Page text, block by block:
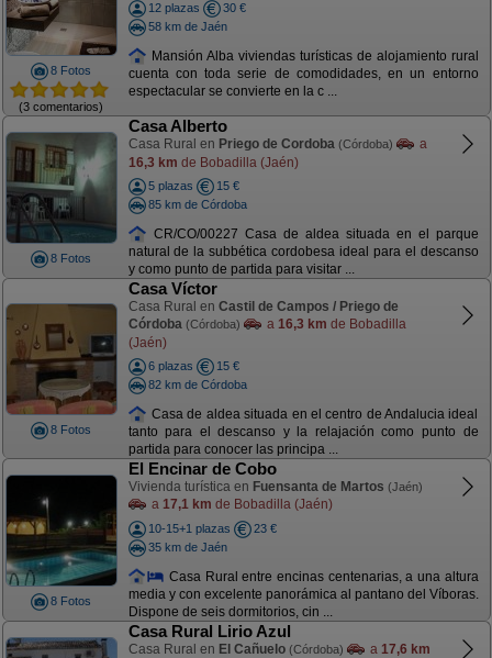
8 Fotos
(3 comentarios)
12 plazas
30 €
58 km de Jaén
Mansión Alba viviendas turísticas de alojamiento rural
cuenta con toda serie de comodidades, en un entorno
espectacular se convierte en la c ...
8 Fotos
Casa Alberto
Casa Rural en Priego de Cordoba (Córdoba)
a
16,3 km de Bobadilla (Jaén)
5 plazas
15 €
85 km de Córdoba
CR/CO/00227 Casa de aldea situada en el parque
natural de la subbética cordobesa ideal para el descanso
y como punto de partida para visitar ...
8 Fotos
Casa Víctor
Casa Rural en Castil de Campos / Priego de
Córdoba (Córdoba) a 16,3 km de Bobadilla
(Jaén)
6 plazas
15 €
82 km de Córdoba
Casa de aldea situada en el centro de Andalucia ideal
tanto para el descanso y la relajación como punto de
partida para conocer las principa ...
8 Fotos
El Encinar de Cobo
Vivienda turística en Fuensanta de Martos (Jaén)
a 17,1 km de Bobadilla (Jaén)
10-15+1 plazas
23 €
35 km de Jaén
Casa Rural entre encinas centenarias, a una altura
media y con excelente panorámica al pantano del Víboras.
Dispone de seis dormitorios, cin ...
Casa Rural Lirio Azul
Casa Rural en El Cañuelo (Córdoba) a 17,6 km